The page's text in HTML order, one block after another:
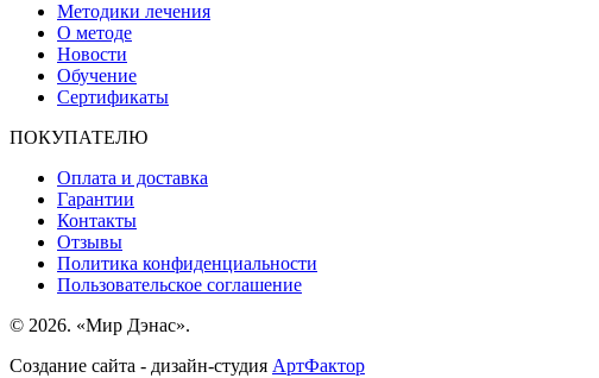
Методики лечения
О методе
Новости
Обучение
Сертификаты
ПОКУПАТЕЛЮ
Оплата и доставка
Гарантии
Контакты
Отзывы
Политика конфиденциальности
Пользовательское соглашение
© 2026. «Мир Дэнас».
Создание сайта - дизайн-студия АртФактор